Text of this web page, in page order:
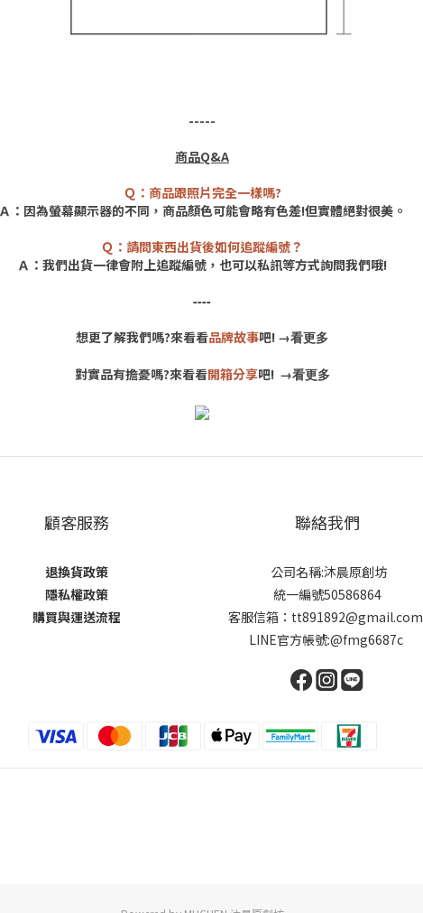
-----
商品Q&A
Ｑ：商品跟照片完全一樣嗎?
：因為螢幕顯示器的不同，商品顏色可能會略有色差!但實體絕對很美。
Ｑ：請問東西出貨後如何追蹤編號？
Ａ：我們出貨一律會附上追蹤編號，也可以私訊等方式詢問我們哦!
----
想更了解我們嗎?來看看品牌故事吧! →看更多
對實品有擔憂嗎?來看看開箱分享吧! →看更多
顧客服務
退換貨政策
隱私權政策
購買與運送流程
聯絡我們
公司名稱:沐晨原創坊
統一編號50586864
客服信箱：tt891892@gmail.com
LINE官方帳號:@fmg6687c